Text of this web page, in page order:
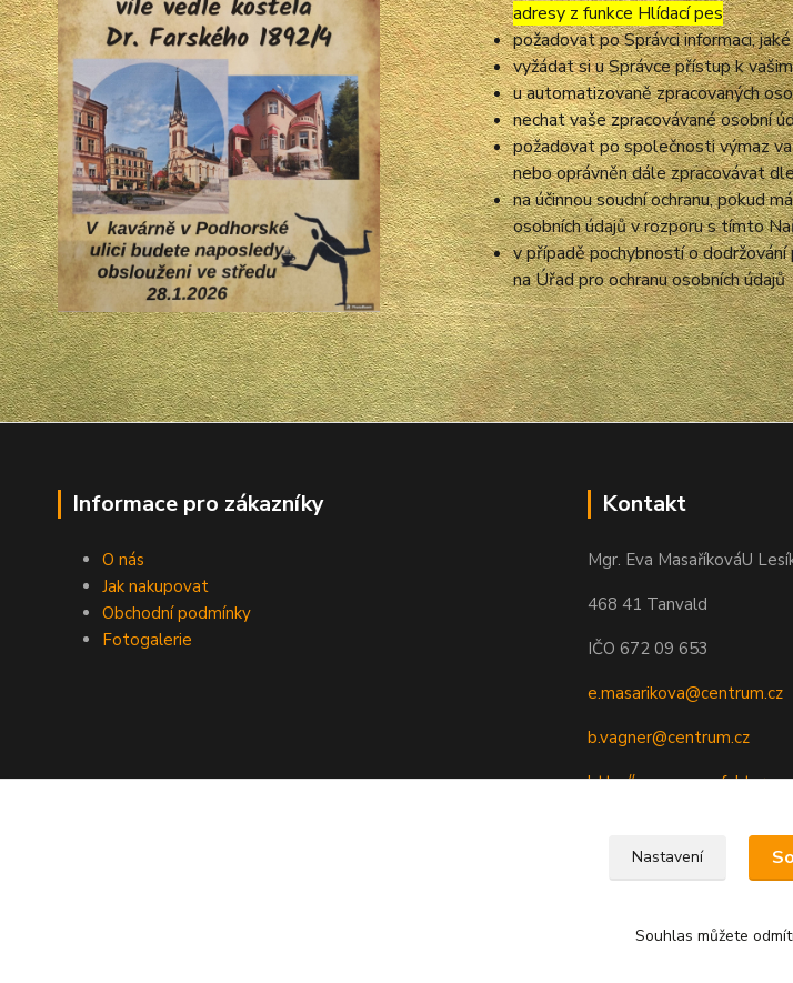
adresy z funkce Hlídací pes
požadovat po Správci informaci,
vyžádat si u Správce přístup k
u automatizovaně zpracovaných
nechat vaše zpracovávané osobní
požadovat po společnosti výmaz
nebo oprávněn dále zpracovávat
na účinnou soudní ochranu, pokud
osobních údajů v rozporu s tímto
v případě pochybností o
na Úřad pro ochranu osobních údajů
Informace pro zákazníky
O nás
Jak nakupovat
Obchodní podmínky
Fotogalerie
Kontakt
Mgr. Eva MasaříkováU
468 41 Tanvald
IČO 672 09 653
e.masarikova@centrum.cz
b.vagner@centrum.cz
http://
Nastavení
Souhlas můžete